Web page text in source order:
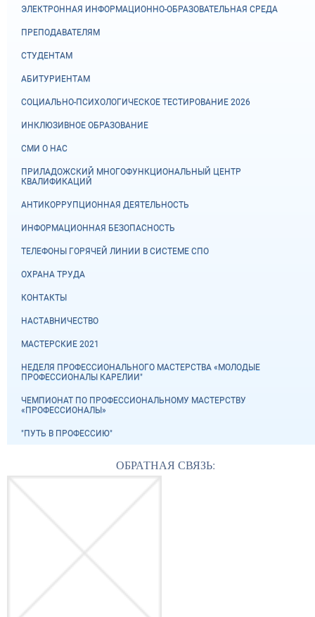
ЭЛЕКТРОННАЯ ИНФОРМАЦИОННО-ОБРАЗОВАТЕЛЬНАЯ СРЕДА
ПРЕПОДАВАТЕЛЯМ
СТУДЕНТАМ
АБИТУРИЕНТАМ
СОЦИАЛЬНО-ПСИХОЛОГИЧЕСКОЕ ТЕСТИРОВАНИЕ 2026
ИНКЛЮЗИВНОЕ ОБРАЗОВАНИЕ
СМИ О НАС
ПРИЛАДОЖСКИЙ МНОГОФУНКЦИОНАЛЬНЫЙ ЦЕНТР
КВАЛИФИКАЦИЙ
АНТИКОРРУПЦИОННАЯ ДЕЯТЕЛЬНОСТЬ
ИНФОРМАЦИОННАЯ БЕЗОПАСНОСТЬ
ТЕЛЕФОНЫ ГОРЯЧЕЙ ЛИНИИ В СИСТЕМЕ СПО
ОХРАНА ТРУДА
КОНТАКТЫ
НАСТАВНИЧЕСТВО
МАСТЕРСКИЕ 2021
НЕДЕЛЯ ПРОФЕССИОНАЛЬНОГО МАСТЕРСТВА «МОЛОДЫЕ
ПРОФЕССИОНАЛЫ КАРЕЛИИ"
ЧЕМПИОНАТ ПО ПРОФЕССИОНАЛЬНОМУ МАСТЕРСТВУ
«ПРОФЕССИОНАЛЫ»
"ПУТЬ В ПРОФЕССИЮ"
ОБРАТНАЯ СВЯЗЬ: